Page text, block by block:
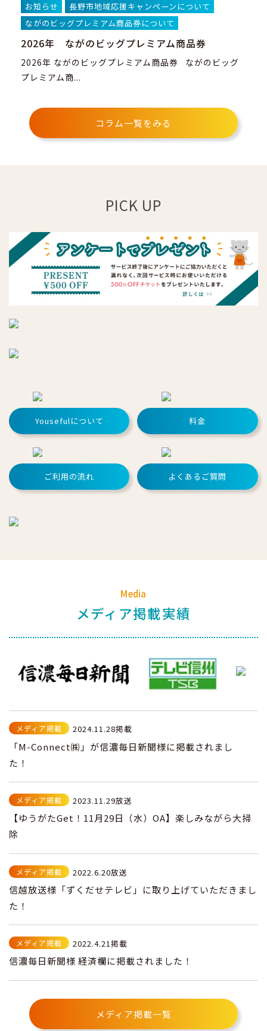
お知らせ
長野市地域応援キャンペーンについて
ながのビッグプレミアム商品券について
2026年 ながのビッグプレミアム商品券
2026年 ながのビッグプレミアム商品券 ながのビッグ
プレミアム商...
コラム一覧をみる
PICK UP
Yousefulについて 料金
ご利用の流れ よくあるご質問
Media
メディア掲載実績
メディア掲載 2024.11.28掲載
「M-Connect㈱」が信濃毎日新聞様に掲載されまし
た！
メディア掲載 2023.11.29放送
【ゆうがたGet！11月29日（水）OA】楽しみながら大掃
除
メディア掲載 2022.6.20放送
信越放送様「ずくだせテレビ」に取り上げていただきまし
た！
メディア掲載 2022.4.21掲載
信濃毎日新聞様 経済欄に掲載されました！
メディア掲載一覧